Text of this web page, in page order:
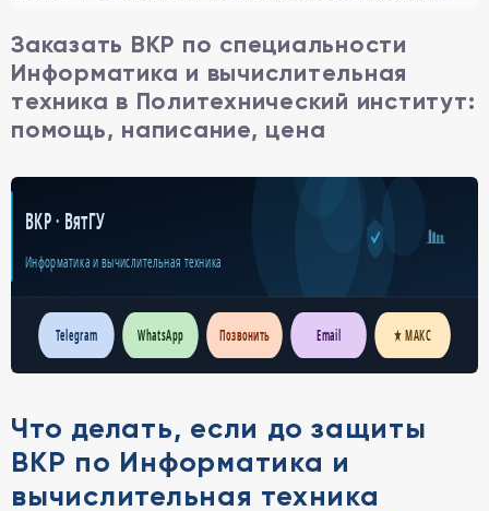
Заказать ВКР по специальности
Информатика и вычислительная
техника в Политехнический институт:
помощь, написание, цена
ВКР · ВятГУ
Информатика и вычислительная техника
Telegram WhatsApp Позвонить Email ★ МАКС
Что делать, если до защиты
ВКР по Информатика и
вычислительная техника